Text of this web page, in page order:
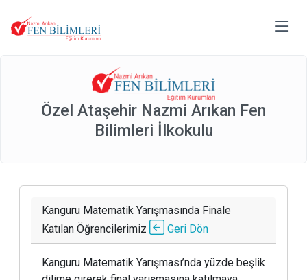
Özel Ataşehir Nazmi Arıkan Fen
Bilimleri İlkokulu
Kanguru Matematik Yarışmasında Finale
Katılan Öğrencilerimiz
Geri Dön
Kanguru Matematik Yarışması’nda yüzde beşlik